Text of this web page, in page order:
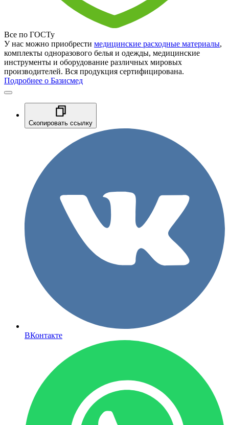
Все по ГОСТу
У нас можно приобрести медицинские расходные материалы,
комплекты одноразового белья и одежды, медицинские
инструменты и оборудование различных мировых
производителей. Вся продукция сертифицирована.
Подробнее о Базисмед
Скопировать ссылку
ВКонтакте